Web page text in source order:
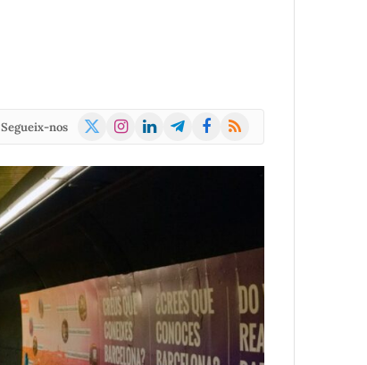
Segueix-nos
X
Instagram
LinkedInTelegramFacebook
RSS